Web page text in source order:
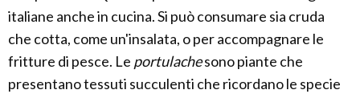
italiane anche in cucina. Si può consumare sia cruda
che cotta, come un'insalata, o per accompagnare le
fritture di pesce. Le portulachesono piante che
presentano tessuti succulenti che ricordano le specie